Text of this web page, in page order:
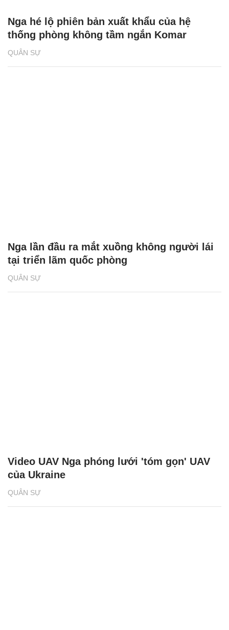
QUÂN SỰ
Nga hé lộ phiên bản xuất khẩu của hệ
thống phòng không tầm ngắn Komar
QUÂN SỰ
Nga lần đầu ra mắt xuồng không người lái
tại triển lãm quốc phòng
QUÂN SỰ
Video UAV Nga phóng lưới 'tóm gọn' UAV
của Ukraine